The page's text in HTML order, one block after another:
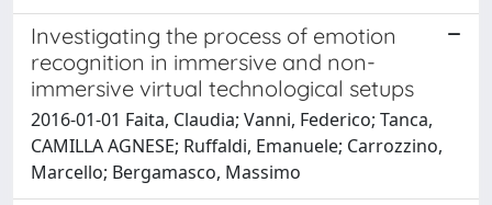
Investigating the process of emotion
recognition in immersive and non-
immersive virtual technological setups
2016-01-01 Faita, Claudia; Vanni, Federico; Tanca,
CAMILLA AGNESE; Ruffaldi, Emanuele; Carrozzino,
Marcello; Bergamasco, Massimo